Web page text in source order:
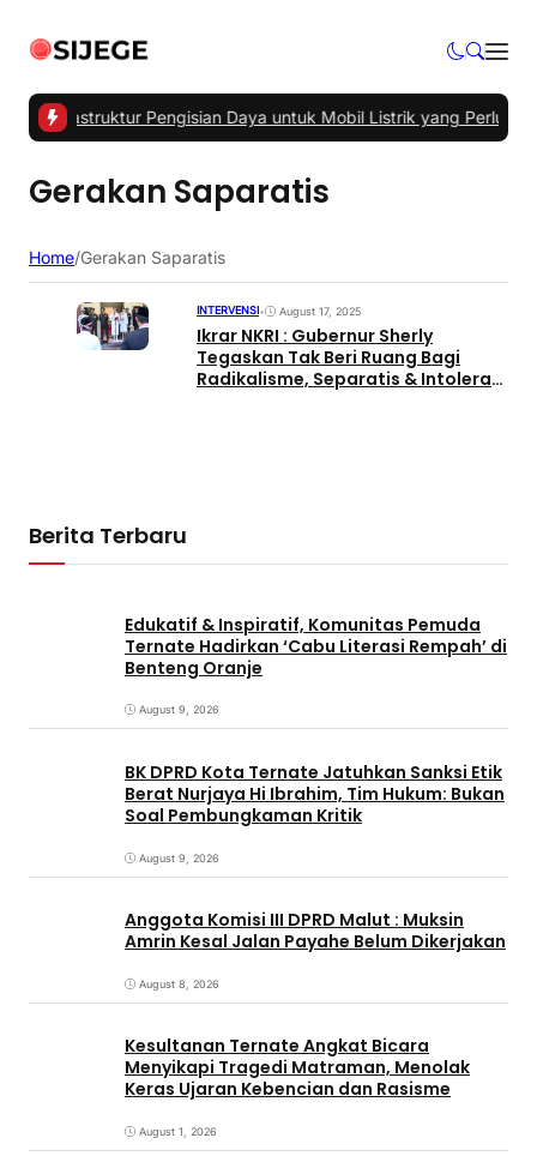
Infrastruktur Pengisian Daya untuk Mobil Listrik yang Perlu
Gerakan Saparatis
Home/Gerakan Saparatis
INTERVENSI• August 17, 2025
Ikrar NKRI : Gubernur Sherly
Tegaskan Tak Beri Ruang Bagi
Radikalisme, Separatis & Intoleran
Berita Terbaru
Edukatif & Inspiratif, Komunitas Pemuda
Ternate Hadirkan ‘Cabu Literasi Rempah’ di
Benteng Oranje
August 9, 2026
BK DPRD Kota Ternate Jatuhkan Sanksi Etik
Berat Nurjaya Hi Ibrahim, Tim Hukum: Bukan
Soal Pembungkaman Kritik
August 9, 2026
Anggota Komisi III DPRD Malut : Muksin
Amrin Kesal Jalan Payahe Belum Dikerjakan
August 8, 2026
Kesultanan Ternate Angkat Bicara
Menyikapi Tragedi Matraman, Menolak
Keras Ujaran Kebencian dan Rasisme
August 1, 2026